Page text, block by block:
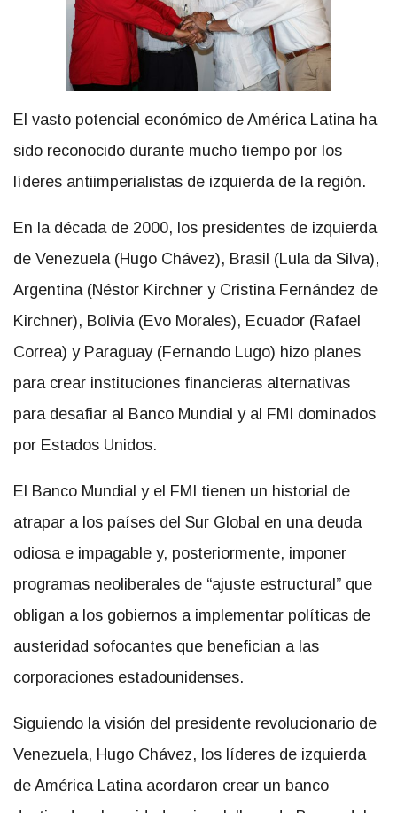
El vasto potencial económico de América Latina ha
sido reconocido durante mucho tiempo por los
líderes antiimperialistas de izquierda de la región.
En la década de 2000, los presidentes de izquierda
de Venezuela (Hugo Chávez), Brasil (Lula da Silva),
Argentina (Néstor Kirchner y Cristina Fernández de
Kirchner), Bolivia (Evo Morales), Ecuador (Rafael
Correa) y Paraguay (Fernando Lugo) hizo planes
para crear instituciones financieras alternativas
para desafiar al Banco Mundial y al FMI dominados
por Estados Unidos.
El Banco Mundial y el FMI tienen un historial de
atrapar a los países del Sur Global en una deuda
odiosa e impagable y, posteriormente, imponer
programas neoliberales de “ajuste estructural” que
obligan a los gobiernos a implementar políticas de
austeridad sofocantes que benefician a las
corporaciones estadounidenses.
Siguiendo la visión del presidente revolucionario de
Venezuela, Hugo Chávez, los líderes de izquierda
de América Latina acordaron crear un banco